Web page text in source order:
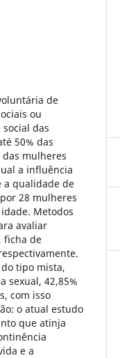
de
ou
das
50% das
das mulheres
a influência
a qualidade de
28 mulheres
Metodos
avaliar
ficha de
tipo mista,
sexual, 42,85%
com isso
o atual estudo
que atinja
e a